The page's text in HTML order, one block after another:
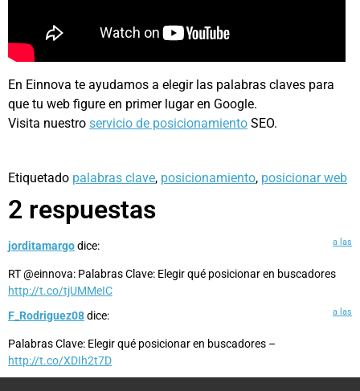
En Einnova te ayudamos a elegir las palabras claves para
que tu web figure en primer lugar en Google.
Visita nuestro servicio de posicionamiento SEO.
Etiquetado palabras clave, posicionamiento, posicionar web
2 respuestas
jorditamargodice: a las
RT @einnova: Palabras Clave: Elegir qué posicionar en buscadores
http://t.co/tjUMMeIC
F_Rodriguez08dice: a las
Palabras Clave: Elegir qué posicionar en buscadores –
http://t.co/XDIh2t7D